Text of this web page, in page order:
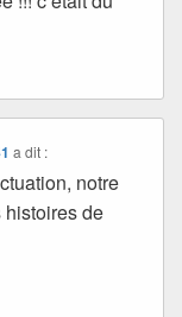
a dit :
notre
histoires de